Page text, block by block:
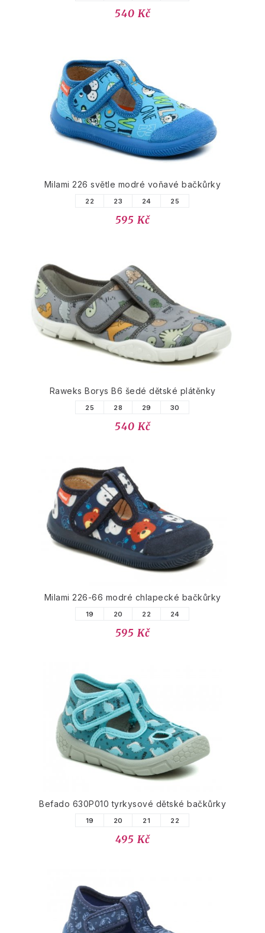
540 Kč
Milami 226 světle modré voňavé bačkůrky
22 23 24 25
595 Kč
Raweks Borys B6 šedé dětské plátěnky
25 28 29 30
540 Kč
Milami 226-66 modré chlapecké bačkůrky
19 20 22 24
595 Kč
Befado 630P010 tyrkysové dětské bačkůrky
19 20 21 22
495 Kč